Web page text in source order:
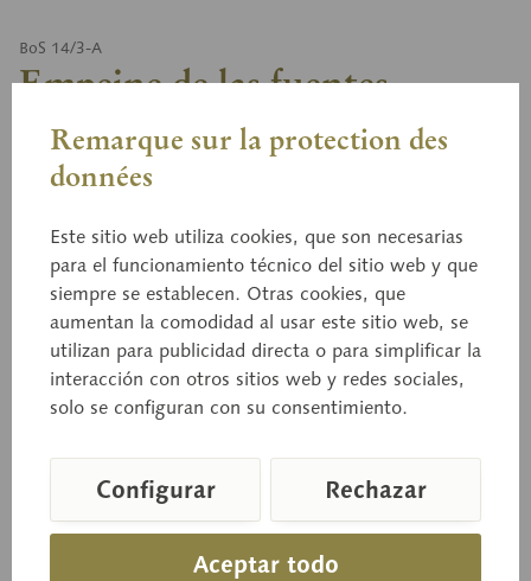
BoS 14/3-A
Empeine de las fuentes
Marchantia polymorpha, aprox. 10 aumentos, de
Desmontable en 6 piezas. Fragmento de talo con
tres conceptáculos, cada uno con propágulos.
Insertando ambos anteridios o ambos arquegonios,
el talo se convierte en masculino o en femenino. Un
anteridio está seccionado longitudinalmente, con
una pieza extraíble. Sobre peana verde.
Precio a consultar
Tiempo de entrega a petición
Remarque sur la protection des
données
Este sitio web utiliza cookies, que son necesarias
para el funcionamiento técnico del sitio web y que
siempre se establecen. Otras cookies, que
aumentan la comodidad al usar este sitio web, se
utilizan para publicidad directa o para simplificar la
interacción con otros sitios web y redes sociales,
solo se configuran con su consentimiento.
Aceptar todo
Configurar Rechazar